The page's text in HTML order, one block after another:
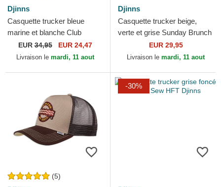
Djinns
Casquette trucker bleue
marine et blanche Club
Sandwich HFT Food Djinns
EUR34,95 EUR 24,47
Livraison le mardi, 11 aout
Djinns
Casquette trucker beige,
verte et grise Sunday Brunch
HFT DNC Djinns
EUR 29,95
Livraison le mardi, 11 aout
(5)
-30%